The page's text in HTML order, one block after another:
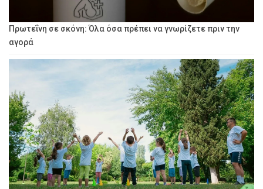
Πρωτεΐνη σε σκόνη: Όλα όσα πρέπει να γνωρίζετε πριν την
αγορά